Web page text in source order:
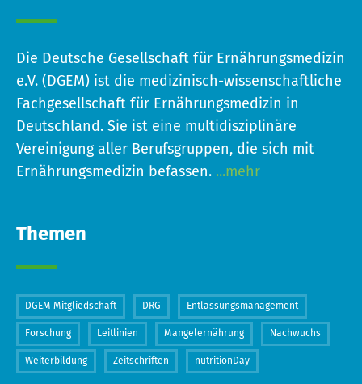
Die Deutsche Gesellschaft für Ernährungsmedizin
e.V. (DGEM) ist die medizinisch-wissenschaftliche
Fachgesellschaft für Ernährungsmedizin in
Deutschland. Sie ist eine multidisziplinäre
Vereinigung aller Berufsgruppen, die sich mit
Ernährungsmedizin befassen. ...mehr
Themen
DGEM Mitgliedschaft DRG Entlassungsmanagement
Forschung Leitlinien Mangelernährung Nachwuchs
Weiterbildung Zeitschriften nutritionDay